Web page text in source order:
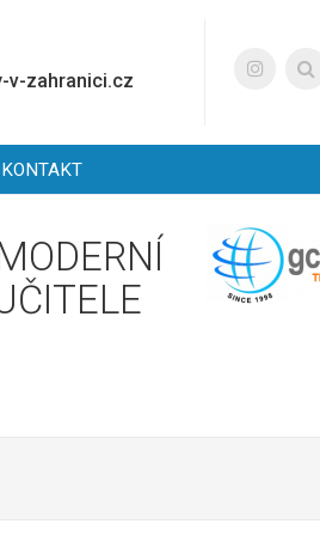
v-zahranici.cz
KONTAKT